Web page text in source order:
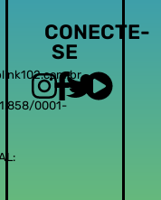
0001-
CONECTE-
SE